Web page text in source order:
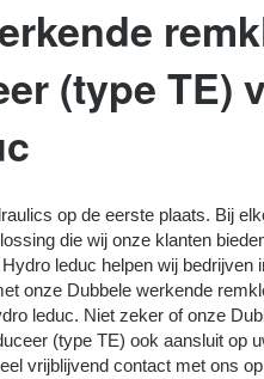
(type TE)
op de eerste plaats. Bij
die wij onze klanten
leduc helpen wij bedrijven
onze Dubbele werkende
leduc. Niet zeker of onze
(type TE) ook aansluit op
vrijblijvend contact met ons